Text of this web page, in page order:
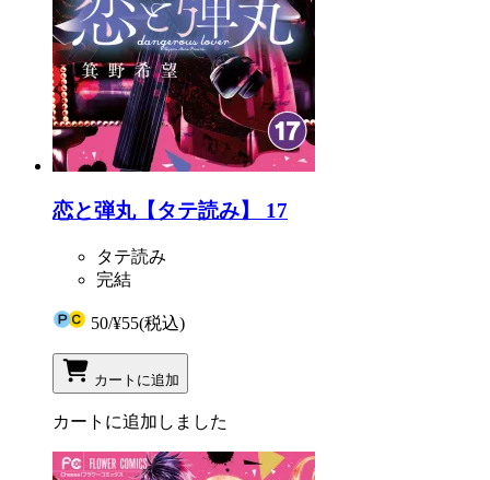
恋と弾丸【タテ読み】 17
タテ読み
完結
50/¥55(税込)
カートに追加
カートに追加しました